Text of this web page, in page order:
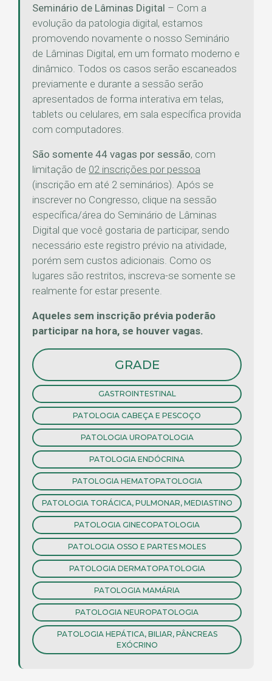
Seminário de Lâminas Digital – Com a
evolução da patologia digital, estamos
promovendo novamente o nosso Seminário
de Lâminas Digital, em um formato moderno e
dinâmico. Todos os casos serão escaneados
previamente e durante a sessão serão
apresentados de forma interativa em telas,
tablets ou celulares, em sala específica provida
com computadores.
São somente 44 vagas por sessão, com
limitação de 02 inscrições por pessoa
(inscrição em até 2 seminários). Após se
inscrever no Congresso, clique na sessão
específica/área do Seminário de Lâminas
Digital que você gostaria de participar, sendo
necessário este registro prévio na atividade,
porém sem custos adicionais. Como os
lugares são restritos, inscreva-se somente se
realmente for estar presente.
Aqueles sem inscrição prévia poderão
participar na hora, se houver vagas.
GRADE
GASTROINTESTINAL
PATOLOGIA CABEÇA E PESCOÇO
PATOLOGIA UROPATOLOGIA
PATOLOGIA ENDÓCRINA
PATOLOGIA HEMATOPATOLOGIA
PATOLOGIA TORÁCICA, PULMONAR, MEDIASTINO
PATOLOGIA GINECOPATOLOGIA
PATOLOGIA OSSO E PARTES MOLES
PATOLOGIA DERMATOPATOLOGIA
PATOLOGIA MAMÁRIA
PATOLOGIA NEUROPATOLOGIA
PATOLOGIA HEPÁTICA, BILIAR, PÂNCREAS
EXÓCRINO